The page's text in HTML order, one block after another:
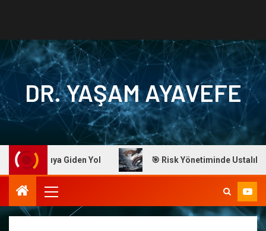
DR. YAŞAM AYAVEFE
Giden Yol 🎯 Risk Yönetiminde Ustalık: Dr.